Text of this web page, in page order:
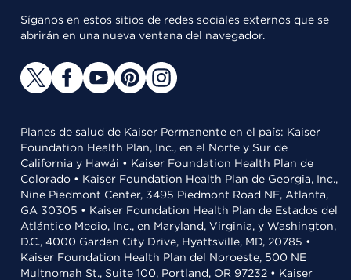
Síganos en estos sitios de redes sociales externos que se
abrirán en una nueva ventana del navegador.
Planes de salud de Kaiser Permanente en el país: Kaiser
Foundation Health Plan, Inc., en el Norte y Sur de
California y Hawái • Kaiser Foundation Health Plan de
Colorado • Kaiser Foundation Health Plan de Georgia, Inc.,
Nine Piedmont Center, 3495 Piedmont Road NE, Atlanta,
GA 30305 • Kaiser Foundation Health Plan de Estados del
Atlántico Medio, Inc., en Maryland, Virginia, y Washington,
D.C., 4000 Garden City Drive, Hyattsville, MD, 20785 •
Kaiser Foundation Health Plan del Noroeste, 500 NE
Multnomah St., Suite 100, Portland, OR 97232 • Kaiser